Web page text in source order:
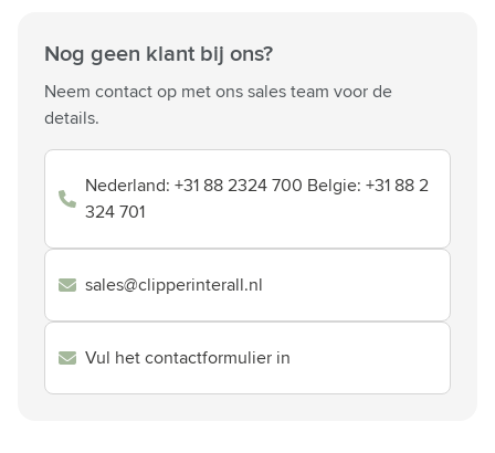
Nog geen klant bij ons?
Neem contact op met ons sales team voor de
details.
Nederland: +31 88 2324 700 Belgie: +31 88 2
324 701
sales@clipperinterall.nl
Vul het contactformulier in